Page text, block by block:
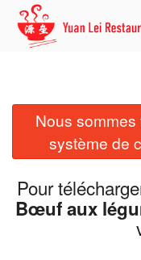
Commander en ligne
Emplacement
Français
Nous
système de
Pour
Bœuf aux